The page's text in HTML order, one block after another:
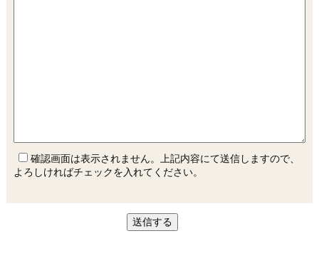
確認画面は表示されません。上記内容にて送信しますので、
よろしければチェックを入れてください。